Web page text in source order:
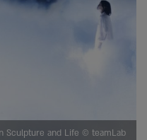
Sculpture and Life © teamLab